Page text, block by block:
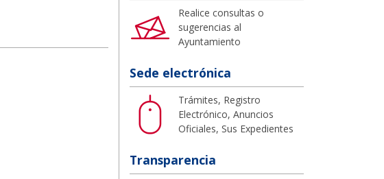
Realice consultas o
sugerencias al
Ayuntamiento
Sede electrónica
Trámites, Registro
Electrónico, Anuncios
Oficiales, Sus Expedientes
Transparencia